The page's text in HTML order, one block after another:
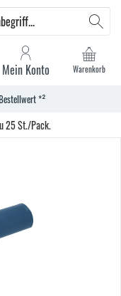
*²
Warenkorb
Mein Konto
25 St./Pack.